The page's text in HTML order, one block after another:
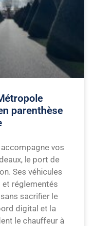
parenthèse
vos
le port de
Ses véhicules
réglementés
sacrifier le
digital et la
le chauffeur à